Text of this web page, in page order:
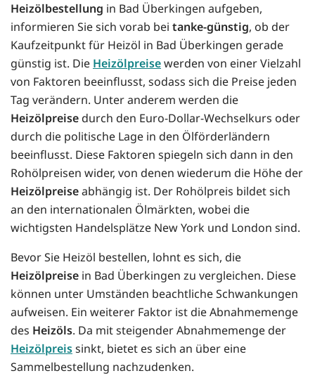
Heizölbestellung in Bad Überkingen aufgeben,
informieren Sie sich vorab bei tanke-günstig, ob der
Kaufzeitpunkt für Heizöl in Bad Überkingen gerade
günstig ist. Die Heizölpreisewerden von einer Vielzahl
von Faktoren beeinflusst, sodass sich die Preise jeden
Tag verändern. Unter anderem werden die
Heizölpreise durch den Euro-Dollar-Wechselkurs oder
durch die politische Lage in den Ölförderländern
beeinflusst. Diese Faktoren spiegeln sich dann in den
Rohölpreisen wider, von denen wiederum die Höhe der
Heizölpreiseabhängig ist. Der Rohölpreis bildet sich
an den internationalen Ölmärkten, wobei die
wichtigsten Handelsplätze New York und London sind.
Bevor Sie Heizöl bestellen, lohnt es sich, die
Heizölpreise in Bad Überkingen zu vergleichen. Diese
können unter Umständen beachtliche Schwankungen
aufweisen. Ein weiterer Faktor ist die Abnahmemenge
des Heizöls. Da mit steigender Abnahmemenge der
Heizölpreissinkt, bietet es sich an über eine
Sammelbestellung nachzudenken.